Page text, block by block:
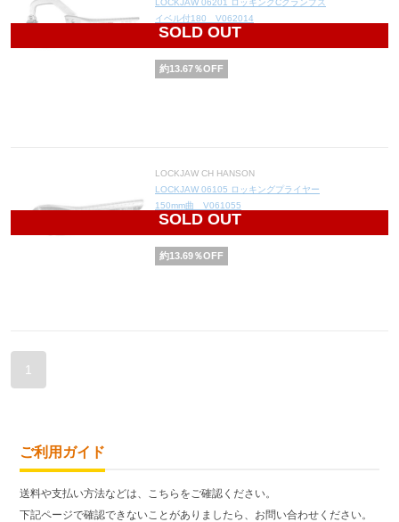
SOLD OUT
LOCKJAW 06201 ロッキングCクランプス
イベル付180 V062014
2,495
約13.67％OFF
SOLD OUT
LOCKJAW CH HANSON
LOCKJAW 06105 ロッキングプライヤー
150mm曲 V061055
2,270
約13.69％OFF
1
ご利用ガイド
送料や支払い方法などは、こちらをご確認ください。
下記ページで確認できないことがありましたら、お問い合わせください。